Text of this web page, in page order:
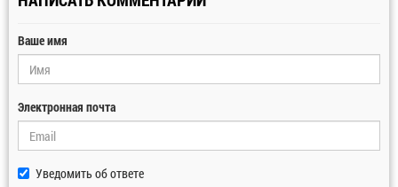
Ваше имя
Электронная почта
Уведомить об ответе